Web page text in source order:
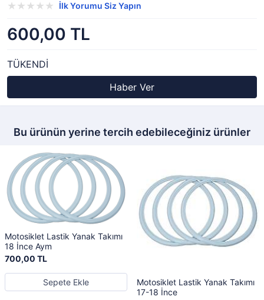
İlk Yorumu Siz Yapın
600,00 TL
TÜKENDİ
Haber Ver
Bu ürünün yerine tercih edebileceğiniz ürünler
Motosiklet Lastik Yanak Takımı
18 İnce Aym
700,00 TL
Sepete Ekle
Motosiklet Lastik Yanak Takımı
17-18 İnce